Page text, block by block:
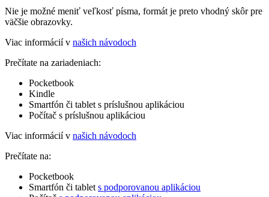
Nie je možné meniť veľkosť písma, formát je preto vhodný skôr pre
väčšie obrazovky.
Viac informácií v našich návodoch
Prečítate na zariadeniach:
Pocketbook
Kindle
Smartfón či tablet s príslušnou aplikáciou
Počítač s príslušnou aplikáciou
Viac informácií v našich návodoch
Prečítate na:
Pocketbook
Smartfón či tablet s podporovanou aplikáciou